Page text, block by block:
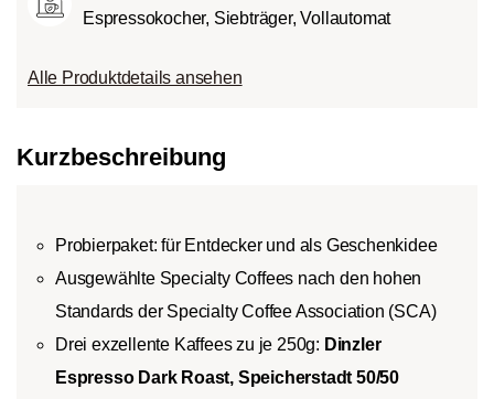
Espressokocher, Siebträger, Vollautomat
Alle Produktdetails ansehen
Kurzbeschreibung
Probierpaket: für Entdecker und als Geschenkidee
Ausgewählte Specialty Coffees nach den hohen
Standards der Specialty Coffee Association (SCA)
Drei exzellente Kaffees zu je 250g: Dinzler
Espresso Dark Roast, Speicherstadt 50/50